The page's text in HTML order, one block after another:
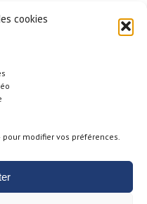
cookies
modifier vos préférences.